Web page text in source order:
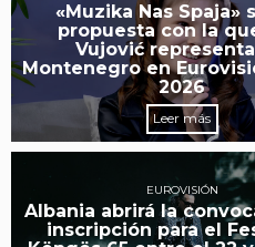
«Muzika Nas Spaja»
propuesta con la
Vujović
Montenegro en
2026
Leer más
EUROVISIÓN
Albania abrirá la
inscripción para el